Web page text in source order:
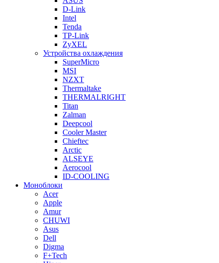
D-Link
Intel
Tenda
TP-Link
ZyXEL
Устройства охлаждения
SuperMicro
MSI
NZXT
Thermaltake
THERMALRIGHT
Titan
Zalman
Deepcool
Cooler Master
Chieftec
Arctic
ALSEYE
Aerocool
ID-COOLING
Моноблоки
Acer
Apple
Amur
CHUWI
Asus
Dell
Digma
F+Tech